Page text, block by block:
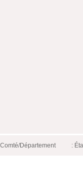
Comté/Département :